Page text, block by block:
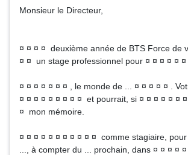
Monsieur le Directeur,
¤ ¤ ¤ ¤ deuxième année de BTS Force de
¤ ¤ un stage professionnel pour ¤ ¤ ¤ ¤ ¤ ¤
¤ ¤ ¤ ¤ ¤ ¤ ¤ , le monde de ... ¤ ¤ ¤ ¤ ¤ .
¤ ¤ ¤ ¤ ¤ ¤ ¤ ¤ ¤ et pourrait, si ¤ ¤ ¤ ¤ ¤ ¤
¤ mon mémoire.
¤ ¤ ¤ ¤ ¤ ¤ ¤ ¤ ¤ ¤ ¤ comme stagiaire,
..., à compter du ... prochain, dans ¤ ¤ ¤ ¤